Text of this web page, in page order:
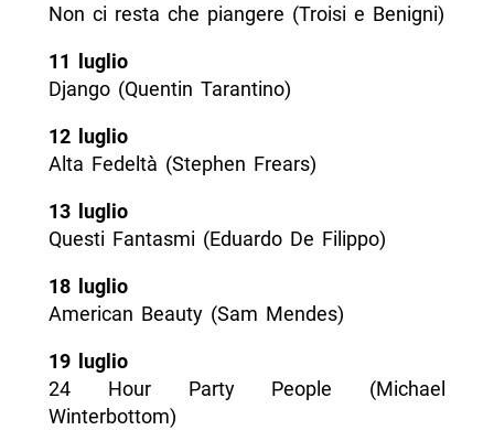
Non ci resta che piangere (Troisi e Benigni)
11 luglio
Django (Quentin Tarantino)
12 luglio
Alta Fedeltà (Stephen Frears)
13 luglio
Questi Fantasmi (Eduardo De Filippo)
18 luglio
American Beauty (Sam Mendes)
19 luglio
24 Hour Party People (Michael
Winterbottom)